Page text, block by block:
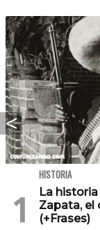
HISTORIA
La
Zapata, el
(+Frases)